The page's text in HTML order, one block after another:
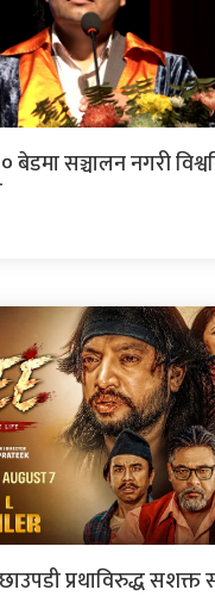
सञ्चालन नगरी
छाउपडी प्रथाविरुद्ध